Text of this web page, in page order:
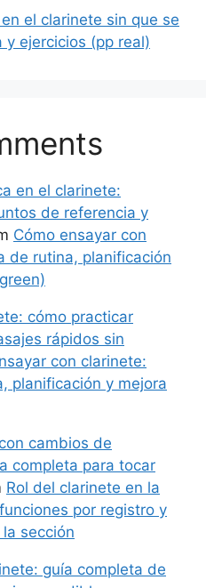
el clarinete sin que se
y ejercicios (pp real)
en el clarinete:
de referencia y
Cómo ensayar con
de rutina, planificación
cómo practicar
rápidos sin
con clarinete:
planificación y mejora
cambios de
completa para tocar
Rol del clarinete en la
por registro y
sección
guía completa de